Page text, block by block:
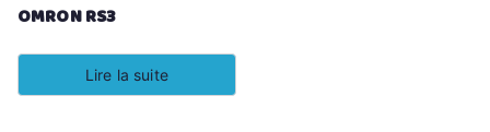
OMRON RS3
Lire la suite